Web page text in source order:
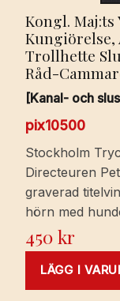
Kongl.
Kungiörelse,
Trollhette
Råd-
[Kanal- och
pix10500
Stockholm
Directeuren
graverad
hörn med
450kr
LÄGG I